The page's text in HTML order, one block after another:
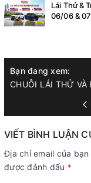
Lái Thử &
06/06 &
Bạn đang xem:
VIẾT BÌNH LUẬN
Địa chỉ email của
được đánh dấu *